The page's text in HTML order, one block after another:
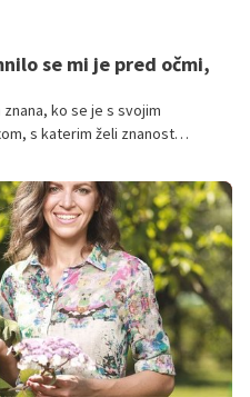
se mi je pred očmi,
ko se je s svojim
s katerim želi znanost
in celične biologinje
pa ji je bilo, ko je po seriji
meningitisom. Ob tem je
postojanka, ki jo lahko